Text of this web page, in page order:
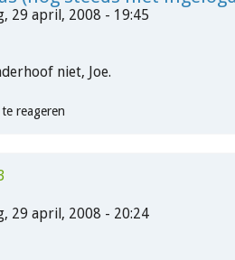
29 april, 2008 - 19:45
niet, Joe.
reageren
29 april, 2008 - 20:24